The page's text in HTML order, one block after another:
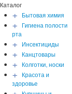
Каталог
+ Бытовая химия
+ Гигиена полости
рта
+ Инсектициды
+ Канцтовары
+ Колготки, носки
+ Красота и
здоровье